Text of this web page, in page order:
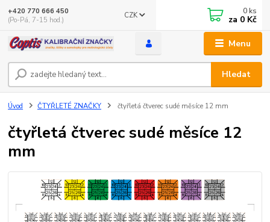
Menu
CZK
Hledat
+420 770 666 450
(Po-Pá, 7-15 hod.)
0 ks
za 0 Kč
Úvod ČTYŘLETÉ ZNAČKY čtyřletá čtverec sudé měsíce 12 mm
čtyřletá čtverec sudé měsíce 12
mm